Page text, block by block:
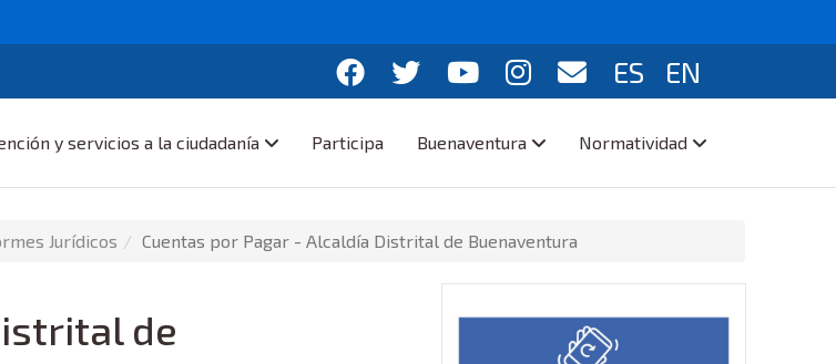
ES EN
y servicios a la ciudadanía Participa Buenaventura Normatividad
Jurí­dicos Cuentas por Pagar - Alcaldía Distrital de Buenaventura
de